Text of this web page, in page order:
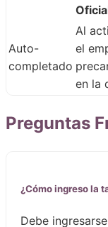
Auto-
completado
Al
el
en la
Preguntas
¿Cómo ingreso la
Debe